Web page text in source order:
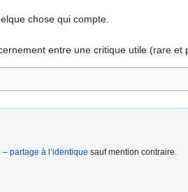
chose qui compte.
entre une critique utile (rare et
partage à l’identique sauf mention contraire.